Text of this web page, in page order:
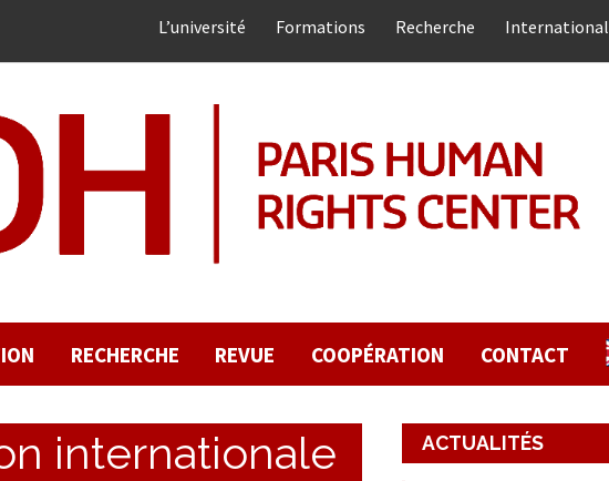
L’université Formations Recherche International
RECHERCHE REVUE COOPÉRATION CONTACT
internationale
ACTUALITÉS